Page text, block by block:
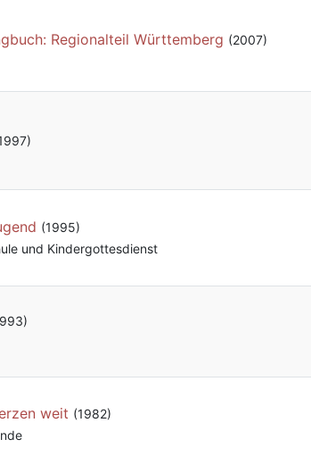
Regionalteil Württemberg (2007)
(1995)
und Kindergottesdienst
weit (1982)